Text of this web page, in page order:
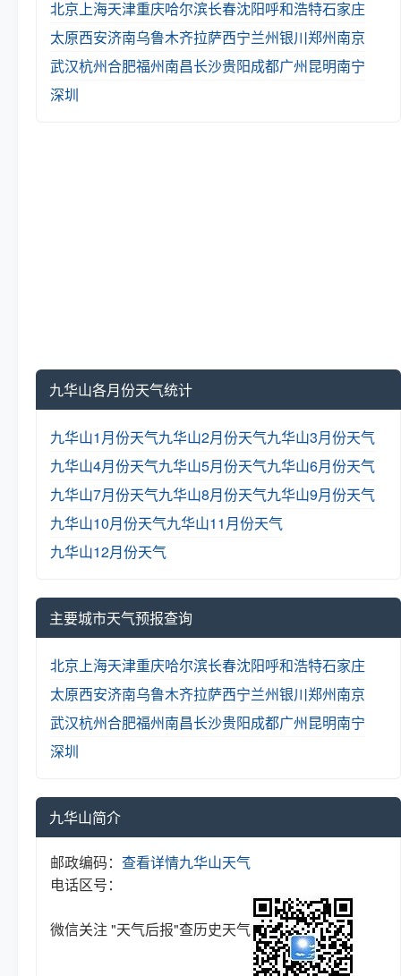
北京 上海天津重庆哈尔滨长春沈阳呼和浩特石家庄
太原西安济南乌鲁木齐拉萨西宁兰州银川郑州南京
武汉杭州合肥福州南昌长沙贵阳成都广州昆明南宁
深圳
九华山各月份天气统计
九华山1月份天气九华山2月份天气九华山3月份天气
九华山4月份天气九华山5月份天气九华山6月份天气
九华山7月份天气九华山8月份天气九华山9月份天气
九华山10月份天气九华山11月份天气
九华山12月份天气
主要城市天气预报查询
北京 上海天津重庆哈尔滨长春沈阳呼和浩特石家庄
太原西安济南乌鲁木齐拉萨西宁兰州银川郑州南京
武汉杭州合肥福州南昌长沙贵阳成都广州昆明南宁
深圳
九华山简介
邮政编码：
电话区号：
查看详情九华山天气
微信关注 "天气后报"查历史天气